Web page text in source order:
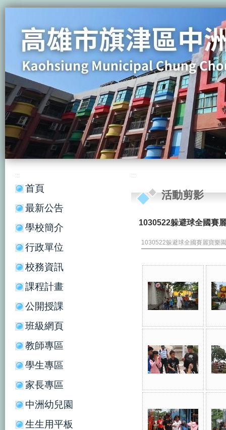
:::
首頁
最新公告
學校簡介
行政單位
校務資訊
課程計畫
公開授課
班級網頁
教師專區
學生專區
家長專區
中洲幼兒園
生生用平板
:::
活動剪影
1030522躲避球全國賽
1030522躲避球全國賽麗寶樂園